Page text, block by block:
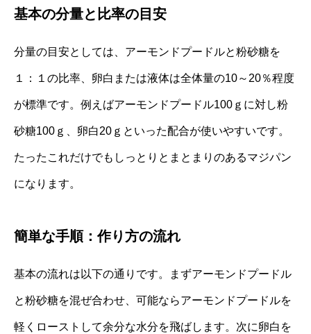
基本の分量と比率の目安
分量の目安としては、アーモンドプードルと粉砂糖を
１：１の比率、卵白または液体は全体量の10～20％程度
が標準です。例えばアーモンドプードル100ｇに対し粉
砂糖100ｇ、卵白20ｇといった配合が使いやすいです。
たったこれだけでもしっとりとまとまりのあるマジパン
になります。
簡単な手順：作り方の流れ
基本の流れは以下の通りです。まずアーモンドプードル
と粉砂糖を混ぜ合わせ、可能ならアーモンドプードルを
軽くローストして余分な水分を飛ばします。次に卵白を